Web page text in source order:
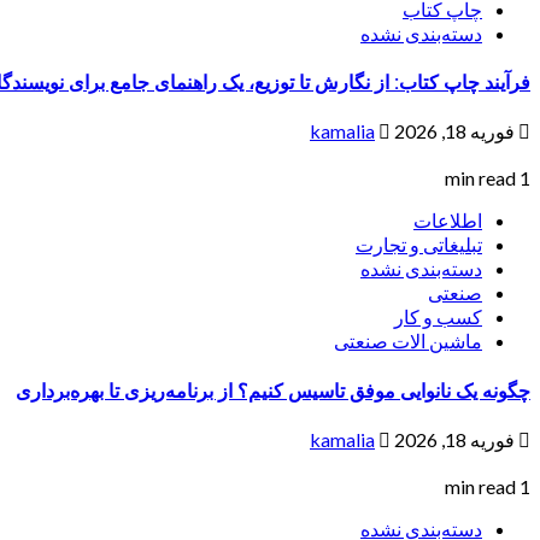
چاپ کتاب
دسته‌بندی نشده
فرآیند چاپ کتاب: از نگارش تا توزیع، یک راهنمای جامع برای
فوریه 18, 2026 kamalia
1 min read
اطلاعات
تبلیغاتی و تجارت
دسته‌بندی نشده
صنعتی
کسب و کار
ماشین الات صنعتی
چگونه یک نانوایی موفق تاسیس کنیم؟ از برنامه‌ریزی تا بهره‌برداری
فوریه 18, 2026 kamalia
1 min read
دسته‌بندی نشده